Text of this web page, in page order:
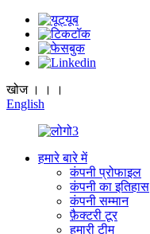
खोज । । ।
English
हमारे बारे में
कंपनी प्रोफाइल
कंपनी का इतिहास
कंपनी सम्मान
फ़ैक्टरी टूर
हमारी टीम